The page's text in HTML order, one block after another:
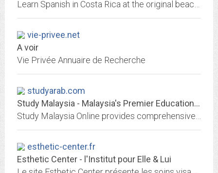
vie-privee.net
A voir
Vie Privée Annuaire de Recherche
studyarab.com
Study Malaysia - Malaysia's Premier Education Resource Guide Online -...
esthetic-center.fr
Esthetic Center - l'Institut pour Elle & Lui